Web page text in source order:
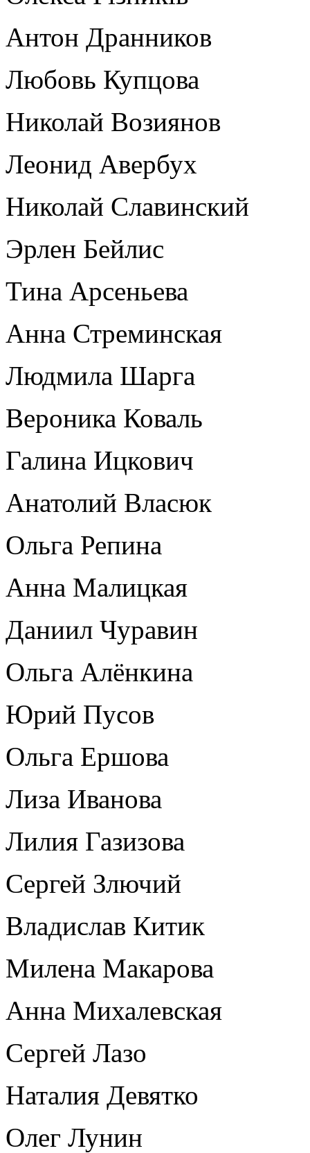
Антон Дранников
Любовь Купцова
Николай Возиянов
Леонид Авербух
Николай Славинский
Эрлен Бейлис
Тина Арсеньева
Анна Стреминская
Людмила Шарга
Вероника Коваль
Галина Ицкович
Анатолий Власюк
Ольга Репина
Анна Малицкая
Даниил Чуравин
Ольга Алёнкина
Юрий Пусов
Ольга Ершова
Лиза Иванова
Лилия Газизова
Сергей Злючий
Владислав Китик
Милена Макарова
Анна Михалевская
Сергей Лазо
Наталия Девятко
Олег Лунин